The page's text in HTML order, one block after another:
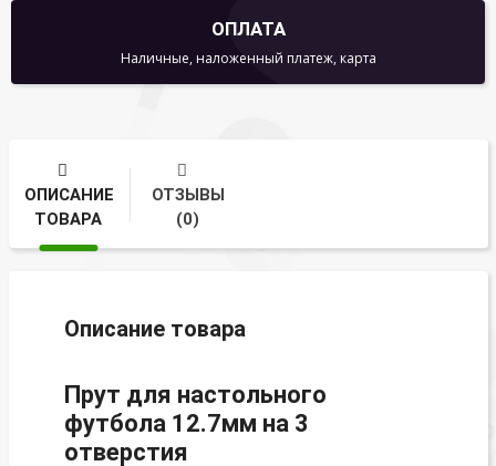
ОПЛАТА
Наличные, наложенный платеж, карта
ОПИСАНИЕ
ТОВАРА
ОТЗЫВЫ
(0)
Описание товара
Прут для настольного
футбола 12.7мм на 3
отверстия